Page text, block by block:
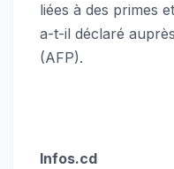
liées à des primes
a-t-il déclaré
(AFP).
Infos.cd